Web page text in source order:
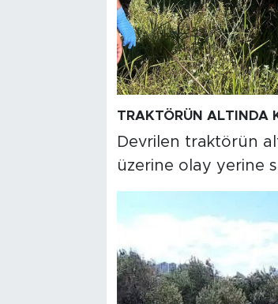
TRAKTÖRÜN ALTINDA
Devrilen traktörün
üzerine olay yerine